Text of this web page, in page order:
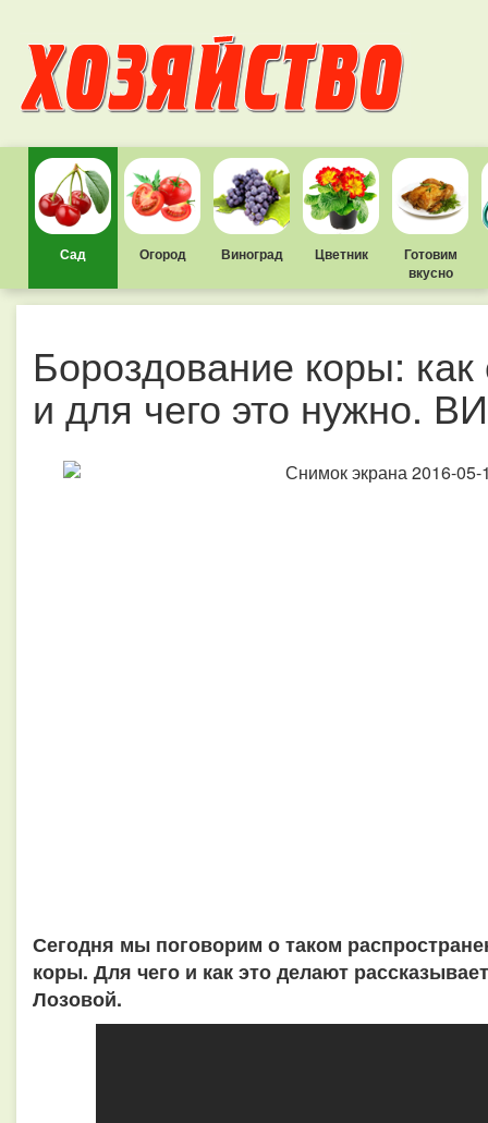
Сад Огород Виноград Цветник
Готовим
вкусно
Бороздование коры:
и для чего это нужно.
Сегодня мы поговорим о таком
коры. Для чего и как это делают
Лозовой.